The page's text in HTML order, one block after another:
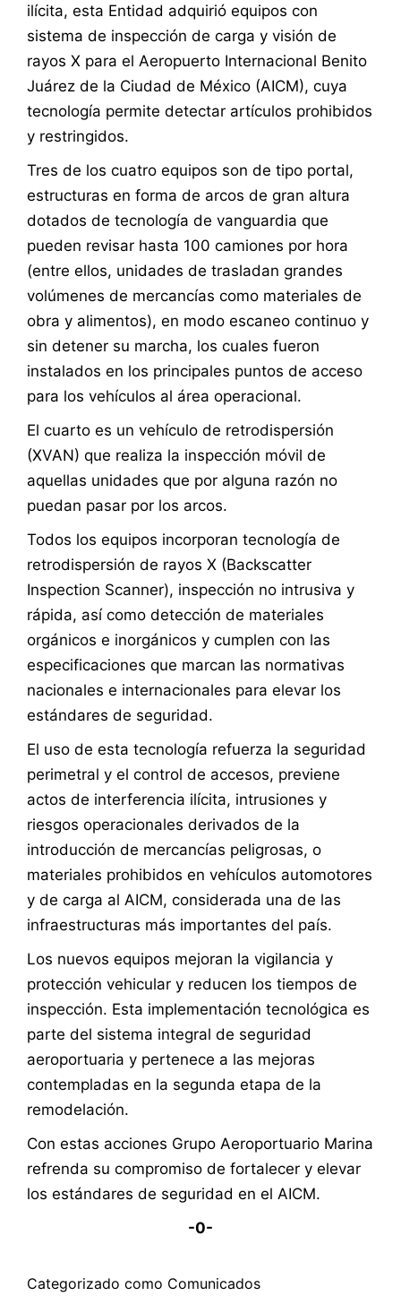
ilícita, esta Entidad adquirió equipos con
sistema de inspección de carga y visión de
rayos X para el Aeropuerto Internacional Benito
Juárez de la Ciudad de México (AICM), cuya
tecnología permite detectar artículos prohibidos
y restringidos.
Tres de los cuatro equipos son de tipo portal,
estructuras en forma de arcos de gran altura
dotados de tecnología de vanguardia que
pueden revisar hasta 100 camiones por hora
(entre ellos, unidades de trasladan grandes
volúmenes de mercancías como materiales de
obra y alimentos), en modo escaneo continuo y
sin detener su marcha, los cuales fueron
instalados en los principales puntos de acceso
para los vehículos al área operacional.
El cuarto es un vehículo de retrodispersión
(XVAN) que realiza la inspección móvil de
aquellas unidades que por alguna razón no
puedan pasar por los arcos.
Todos los equipos incorporan tecnología de
retrodispersión de rayos X (Backscatter
Inspection Scanner), inspección no intrusiva y
rápida, así como detección de materiales
orgánicos e inorgánicos y cumplen con las
especificaciones que marcan las normativas
nacionales e internacionales para elevar los
estándares de seguridad.
El uso de esta tecnología refuerza la seguridad
perimetral y el control de accesos, previene
actos de interferencia ilícita, intrusiones y
riesgos operacionales derivados de la
introducción de mercancías peligrosas, o
materiales prohibidos en vehículos automotores
y de carga al AICM, considerada una de las
infraestructuras más importantes del país.
Los nuevos equipos mejoran la vigilancia y
protección vehicular y reducen los tiempos de
inspección. Esta implementación tecnológica es
parte del sistema integral de seguridad
aeroportuaria y pertenece a las mejoras
contempladas en la segunda etapa de la
remodelación.
Con estas acciones Grupo Aeroportuario Marina
refrenda su compromiso de fortalecer y elevar
los estándares de seguridad en el AICM.
-0-
Categorizado como Comunicados